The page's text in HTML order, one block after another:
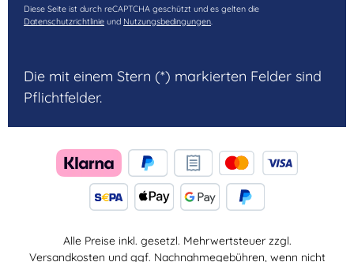
Diese Seite ist durch reCAPTCHA geschützt und es gelten die
Datenschutzrichtlinie und Nutzungsbedingungen.
Die mit einem Stern (*) markierten Felder sind
Pflichtfelder.
Alle Preise inkl. gesetzl. Mehrwertsteuer zzgl.
Versandkosten und ggf. Nachnahmegebühren, wenn nicht